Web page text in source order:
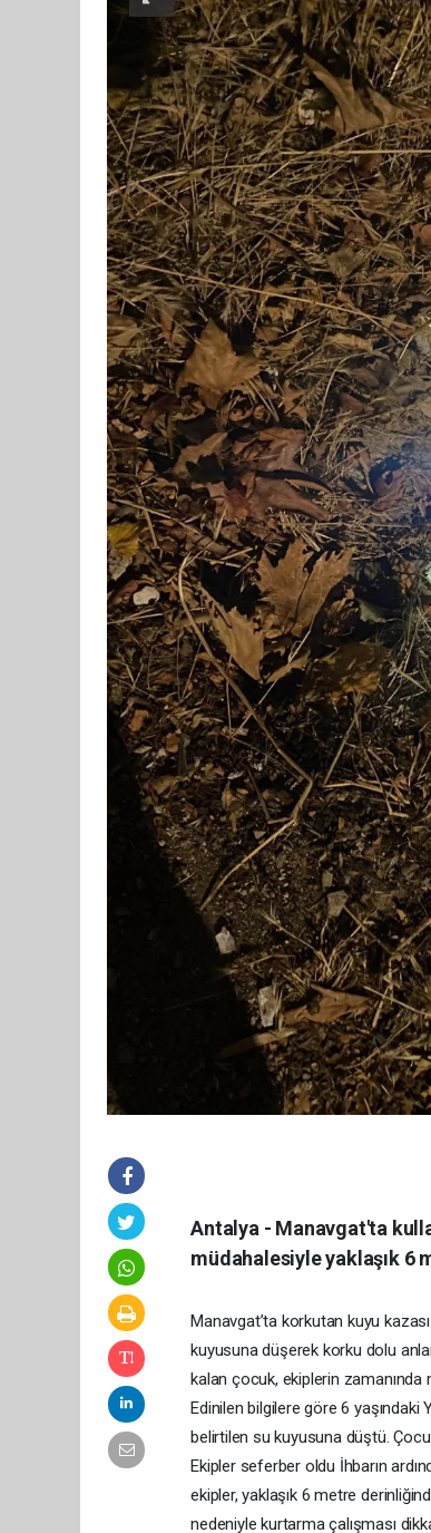
Antalya - Manavgat'ta
müdahalesiyle yaklaşık 6
Manavgat’ta korkutan kuyu
kuyusuna düşerek korku dolu
kalan çocuk, ekiplerin zamanında
Edinilen bilgilere göre 6 yaşındaki
belirtilen su kuyusuna düştü.
Ekipler seferber oldu İhbarın
ekipler, yaklaşık 6 metre
nedeniyle kurtarma çalışması